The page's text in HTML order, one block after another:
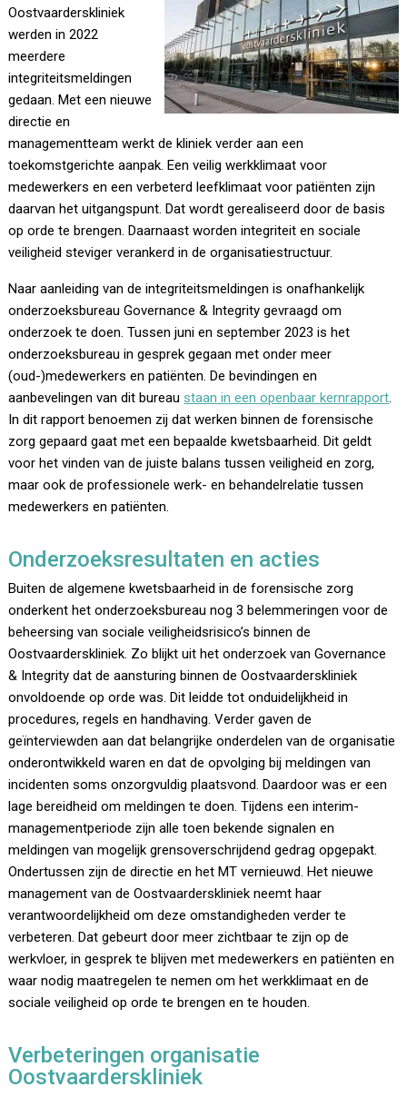
Oostvaarderskliniek
werden in 2022
meerdere
integriteitsmeldingen
gedaan. Met een nieuwe
directie en
managementteam werkt de kliniek verder aan een
toekomstgerichte aanpak. Een veilig werkklimaat voor
medewerkers en een verbeterd leefklimaat voor patiënten zijn
daarvan het uitgangspunt. Dat wordt gerealiseerd door de basis
op orde te brengen. Daarnaast worden integriteit en sociale
veiligheid steviger verankerd in de organisatiestructuur.
Naar aanleiding van de integriteitsmeldingen is onafhankelijk
onderzoeksbureau Governance & Integrity gevraagd om
onderzoek te doen. Tussen juni en september 2023 is het
onderzoeksbureau in gesprek gegaan met onder meer
(oud-)medewerkers en patiënten. De bevindingen en
aanbevelingen van dit bureau staan in een openbaar kernrapport.
In dit rapport benoemen zij dat werken binnen de forensische
zorg gepaard gaat met een bepaalde kwetsbaarheid. Dit geldt
voor het vinden van de juiste balans tussen veiligheid en zorg,
maar ook de professionele werk- en behandelrelatie tussen
medewerkers en patiënten.
Onderzoeksresultaten en acties
Buiten de algemene kwetsbaarheid in de forensische zorg
onderkent het onderzoeksbureau nog 3 belemmeringen voor de
beheersing van sociale veiligheidsrisico’s binnen de
Oostvaarderskliniek. Zo blijkt uit het onderzoek van Governance
& Integrity dat de aansturing binnen de Oostvaarderskliniek
onvoldoende op orde was. Dit leidde tot onduidelijkheid in
procedures, regels en handhaving. Verder gaven de
geïnterviewden aan dat belangrijke onderdelen van de organisatie
onderontwikkeld waren en dat de opvolging bij meldingen van
incidenten soms onzorgvuldig plaatsvond. Daardoor was er een
lage bereidheid om meldingen te doen. Tijdens een interim-
managementperiode zijn alle toen bekende signalen en
meldingen van mogelijk grensoverschrijdend gedrag opgepakt.
Ondertussen zijn de directie en het MT vernieuwd. Het nieuwe
management van de Oostvaarderskliniek neemt haar
verantwoordelijkheid om deze omstandigheden verder te
verbeteren. Dat gebeurt door meer zichtbaar te zijn op de
werkvloer, in gesprek te blijven met medewerkers en patiënten en
waar nodig maatregelen te nemen om het werkklimaat en de
sociale veiligheid op orde te brengen en te houden.
Verbeteringen organisatie
Oostvaarderskliniek